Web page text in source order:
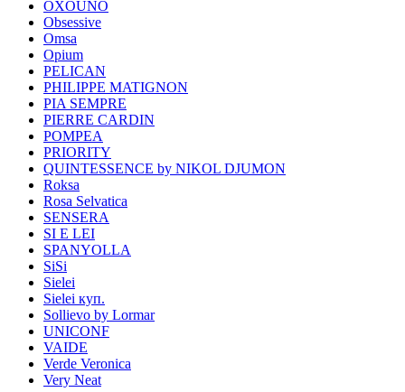
OXOUNO
Obsessive
Omsa
Opium
PELICAN
PHILIPPE MATIGNON
PIA SEMPRE
PIERRE CARDIN
POMPEA
PRIORITY
QUINTESSENCE by NIKOL DJUMON
Roksa
Rosa Selvatica
SENSERA
SI E LEI
SPANYOLLA
SiSi
Sielei
Sielei куп.
Sollievo by Lormar
UNICONF
VAIDE
Verde Veronica
Very Neat